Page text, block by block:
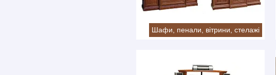
Шафи, пенали, вітрини, стелажі